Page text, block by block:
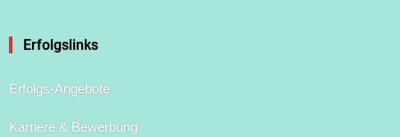
Erfolgslinks
Erfolgs-Angebote
Karriere & Bewerbung